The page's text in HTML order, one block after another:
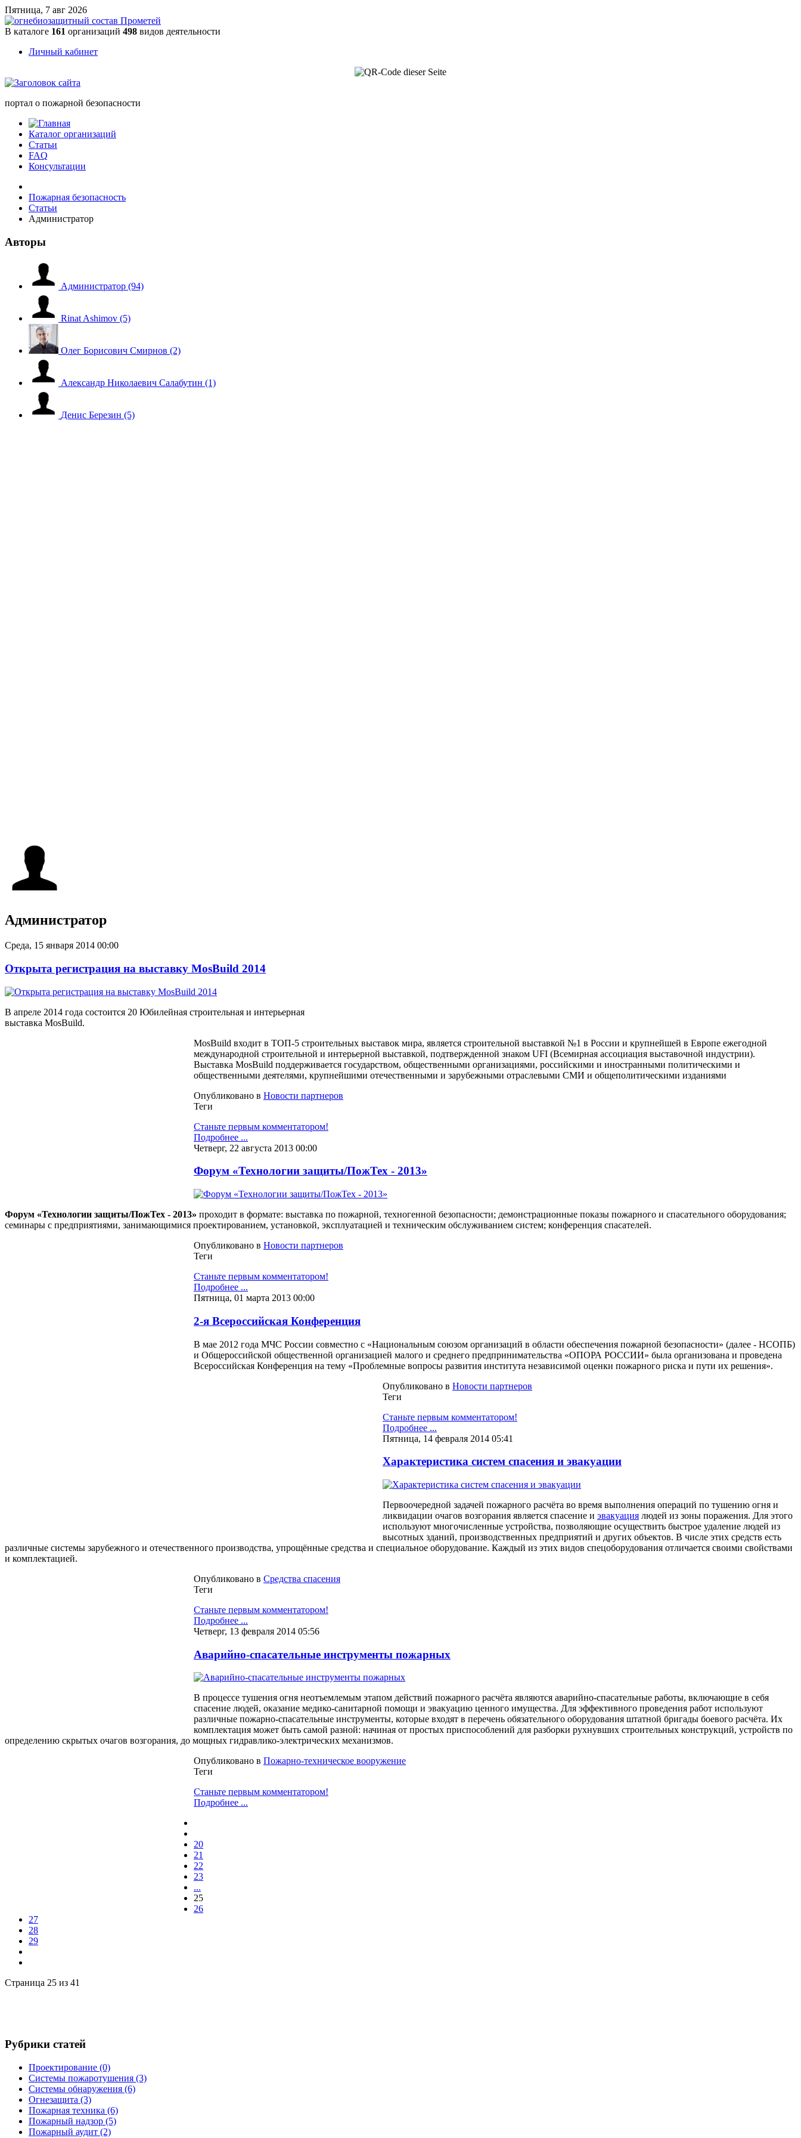
Пятница, 7 авг 2026
В каталоге 161 организаций 498 видов деятельности
Личный кабинет
портал о пожарной безопасности
Каталог организаций
Статьи
FAQ
Консультации
Пожарная безопасность
Статьи
Администратор
Авторы
Администратор (94)
Rinat Ashimov (5)
Олег Борисович Смирнов (2)
Александр Николаевич Салабутин (1)
Денис Березин (5)
Администратор
Среда, 15 января 2014 00:00
Открыта регистрация на выставку MosBuild 2014
В апреле 2014 года состоится 20 Юбилейная строительная и интерьерная
выставка MosBuild.
MosBuild входит в ТОП-5 строительных выставок мира, является строительной выставкой №1 в России и крупнейшей в Европе ежегодной
международной строительной и интерьерной выставкой, подтвержденной знаком UFI (Всемирная ассоциация выставочной индустрии).
Выставка MosBuild поддерживается государством, общественными организациями, российскими и иностранными политическими и
общественными деятелями, крупнейшими отечественными и зарубежными отраслевыми СМИ и общеполитическими изданиями
Опубликовано в Новости партнеров
Теги
Станьте первым комментатором!
Подробнее ...
Четверг, 22 августа 2013 00:00
Форум «Технологии защиты/ПожТех - 2013»
Форум «Технологии защиты/ПожТех - 2013» проходит в формате: выставка по пожарной, техногенной безопасности; демонстрационные показы пожарного и спасательного оборудования;
семинары с предприятиями, занимающимися проектированием, установкой, эксплуатацией и техническим обслуживанием систем; конференция спасателей.
Опубликовано в Новости партнеров
Теги
Станьте первым комментатором!
Подробнее ...
Пятница, 01 марта 2013 00:00
2-я Всероссийская Конференция
В мае 2012 года МЧС России совместно с «Национальным союзом организаций в области обеспечения пожарной безопасности» (далее - НСОПБ)
и Общероссийской общественной организацией малого и среднего предпринимательства «ОПОРА РОССИИ» была организована и проведена
Всероссийская Конференция на тему «Проблемные вопросы развития института независимой оценки пожарного риска и пути их решения».
Опубликовано в Новости партнеров
Теги
Станьте первым комментатором!
Подробнее ...
Пятница, 14 февраля 2014 05:41
Характеристика систем спасения и эвакуации
Первоочередной задачей пожарного расчёта во время выполнения операций по тушению огня и
ликвидации очагов возгорания является спасение и эвакуация людей из зоны поражения. Для этого
используют многочисленные устройства, позволяющие осуществить быстрое удаление людей из
высотных зданий, производственных предприятий и других объектов. В числе этих средств есть
различные системы зарубежного и отечественного производства, упрощённые средства и специальное оборудование. Каждый из этих видов спецоборудования отличается своими свойствами
и комплектацией.
Опубликовано в Средства спасения
Теги
Станьте первым комментатором!
Подробнее ...
Четверг, 13 февраля 2014 05:56
Аварийно-спасательные инструменты пожарных
В процессе тушения огня неотъемлемым этапом действий пожарного расчёта являются аварийно-спасательные работы, включающие в себя
спасение людей, оказание медико-санитарной помощи и эвакуацию ценного имущества. Для эффективного проведения работ используют
различные пожарно-спасательные инструменты, которые входят в перечень обязательного оборудования штатной бригады боевого расчёта. Их
комплектация может быть самой разной: начиная от простых приспособлений для разборки рухнувших строительных конструкций, устройств по
определению скрытых очагов возгорания, до мощных гидравлико-электрических механизмов.
Опубликовано в Пожарно-техническое вооружение
Теги
Станьте первым комментатором!
Подробнее ...
20
21
22
23
...
25
26
27
28
29
Страница 25 из 41
Рубрики статей
Проектирование (0)
Системы пожаротушения (3)
Системы обнаружения (6)
Огнезащита (3)
Пожарная техника (6)
Пожарный надзор (5)
Пожарный аудит (2)